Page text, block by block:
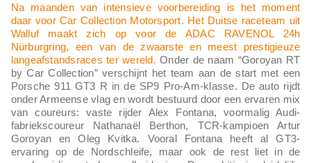
Na maanden van intensieve voorbereiding is het moment
daar voor Car Collection Motorsport. Het Duitse raceteam uit
Walluf maakt zich op voor de ADAC RAVENOL 24h
Nürburgring, een van de zwaarste en meest prestigieuze
langeafstandsraces ter wereld. Onder de naam “Goroyan RT
by Car Collection” verschijnt het team aan de start met een
Porsche 911 GT3 R in de SP9 Pro-Am-klasse. De auto rijdt
onder Armeense vlag en wordt bestuurd door een ervaren mix
van coureurs: vaste rijder Alex Fontana, voormalig Audi-
fabriekscoureur Nathanaël Berthon, TCR-kampioen Artur
Goroyan en Oleg Kvitka. Vooral Fontana heeft al GT3-
ervaring op de Nordschleife, maar ook de rest liet in de